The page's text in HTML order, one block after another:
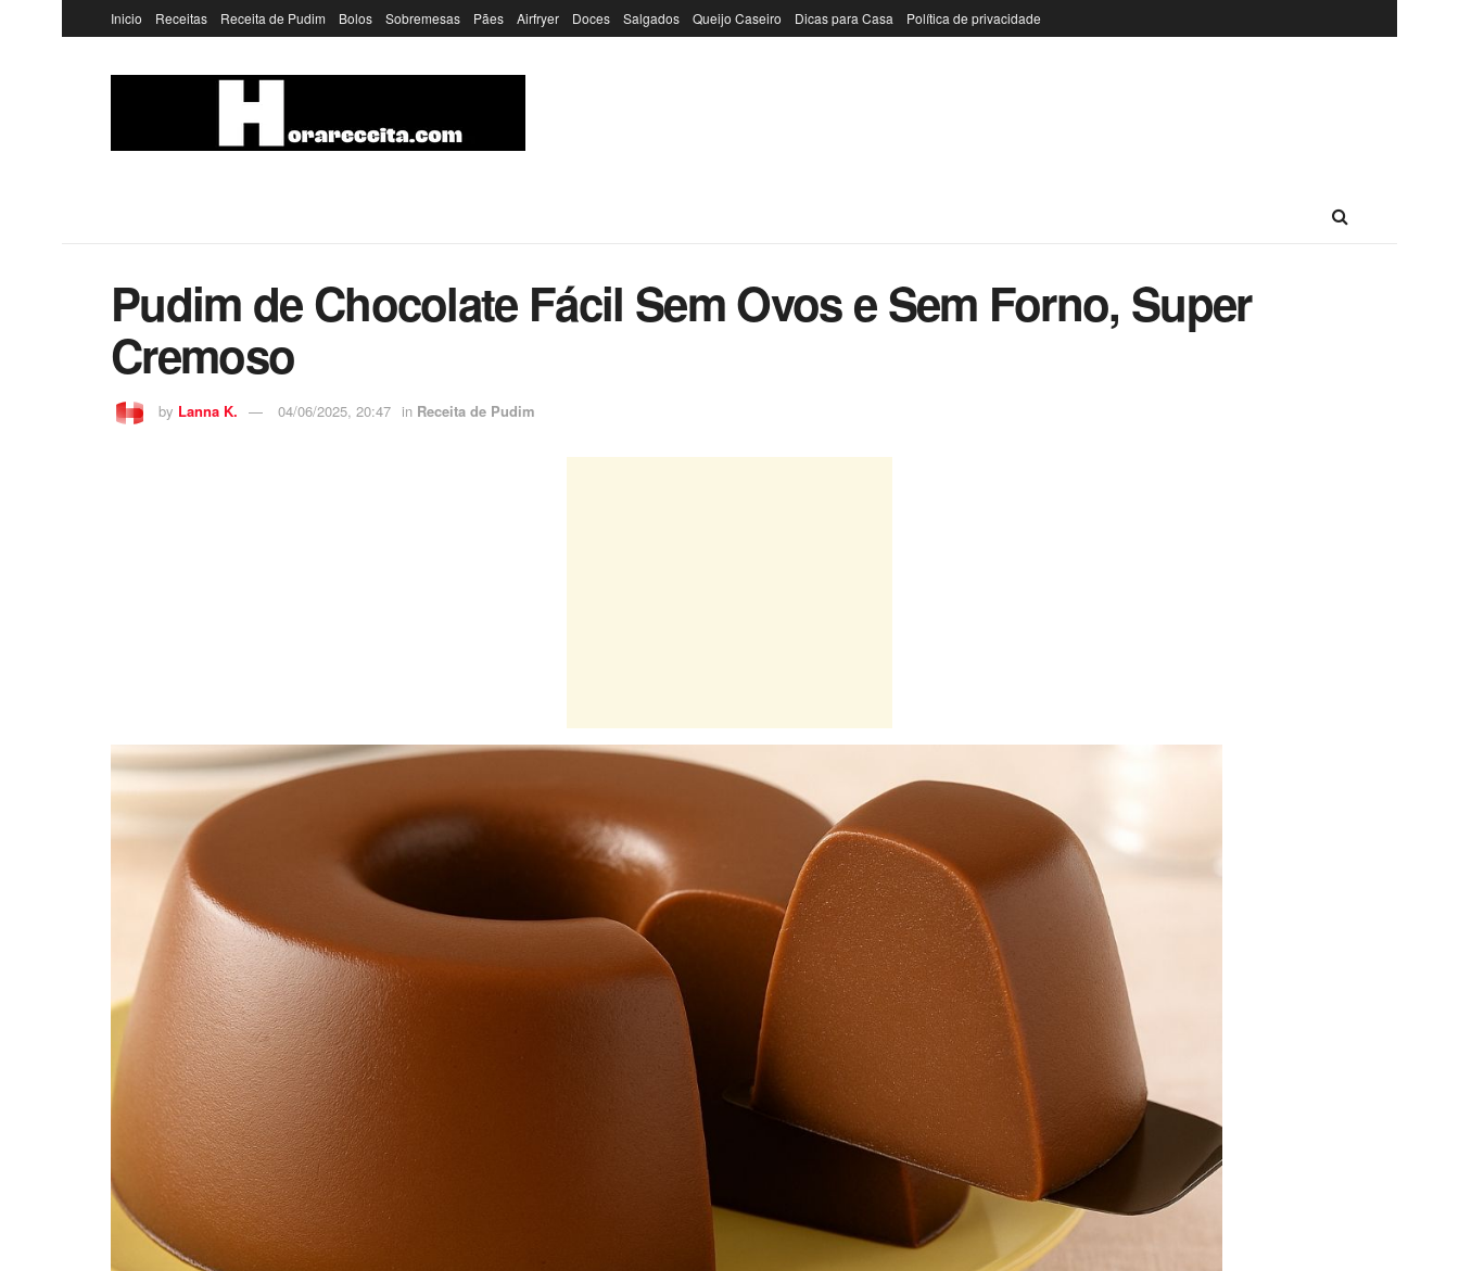
Inicio Receitas Receita de Pudim Bolos Sobremesas Pães Airfryer Doces Salgados Queijo Caseiro Dicas para Casa Política de privacidade
Pudim de Chocolate Fácil Sem Ovos e Sem Forno, Super
Cremoso
by Lanna K. 04/06/2025, 20:47 in Receita de Pudim